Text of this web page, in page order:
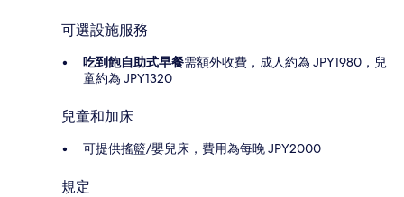
可選設施服務
吃到飽自助式早餐需額外收費，成人約為 JPY1980，兒
童約為 JPY1320
兒童和加床
可提供搖籃/嬰兒床，費用為每晚 JPY2000
規定